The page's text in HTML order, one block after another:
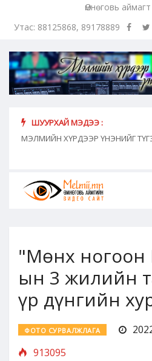
Өмнөговь аймагт
Утас: 88125868, 89178889
ШУУРХАЙ МЭДЭЭ :
МЭЛМИЙН ХҮРДЭЭР ҮНЭНИЙГ
"Мөнх ногоон
ын 3 жилийн
үр дүнгийн
ФОТО СУРВАЛЖЛАГА
913095